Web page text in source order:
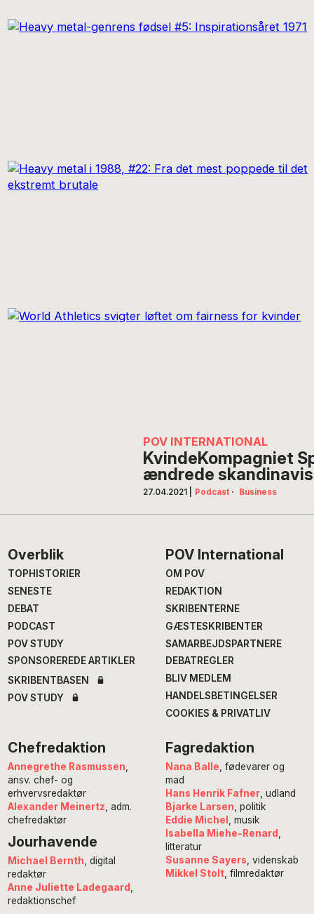
POV INTERNATIONAL
KvindeKompagniet
ændrede
27.04.2021 Podcast · Business
Footer
Overblik
TOPHISTORIER
SENESTE
DEBAT
PODCAST
POV STUDY
SPONSOREREDE ARTIKLER
SKRIBENTBASEN
POV STUDY
POV International
OM POV
REDAKTION
SKRIBENTERNE
GÆSTESKRIBENTER
SAMARBEJDSPARTNERE
DEBATREGLER
BLIV MEDLEM
HANDELSBETINGELSER
COOKIES & PRIVATLIV
Chefredaktion
Annegrethe Rasmussen
ansv. chef- og
erhvervsredaktør
Alexander Meinertz , adm.
chefredaktør
Jourhavende
Michael Bernth , digital
redaktør
Anne Juliette Ladegaard
redaktionschef
Fagredaktion
Nana Balle , fødevarer og
mad
Hans Henrik Fafner, udland
Bjarke Larsen , politik
Eddie Michel
, musik
Isabella Miehe-Renard
litteratur
Susanne Sayers , videnskab
Mikkel Stolt, filmredaktør